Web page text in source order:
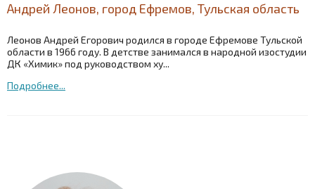
Андрей Леонов, город Ефремов, Тульская область
Леонов Андрей Егорович родился в городе Ефремове Тульской
области в 1966 году. В детстве занимался в народной изостудии
ДК «Химик» под руководством ху...
Подробнее...